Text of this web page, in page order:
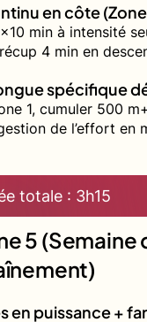
en côte
min à intensité
4 min en
spécifique
1, cumuler 500
de l’effort en
totale : 3h15
5 (Semaine
en puissance +